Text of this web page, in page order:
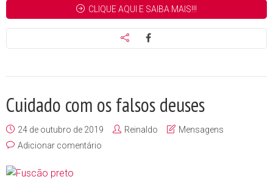
CLIQUE AQUI E SAIBA MAIS!!!
Cuidado com os falsos deuses
24 de outubro de 2019 Reinaldo
Mensagens
Adicionar comentário